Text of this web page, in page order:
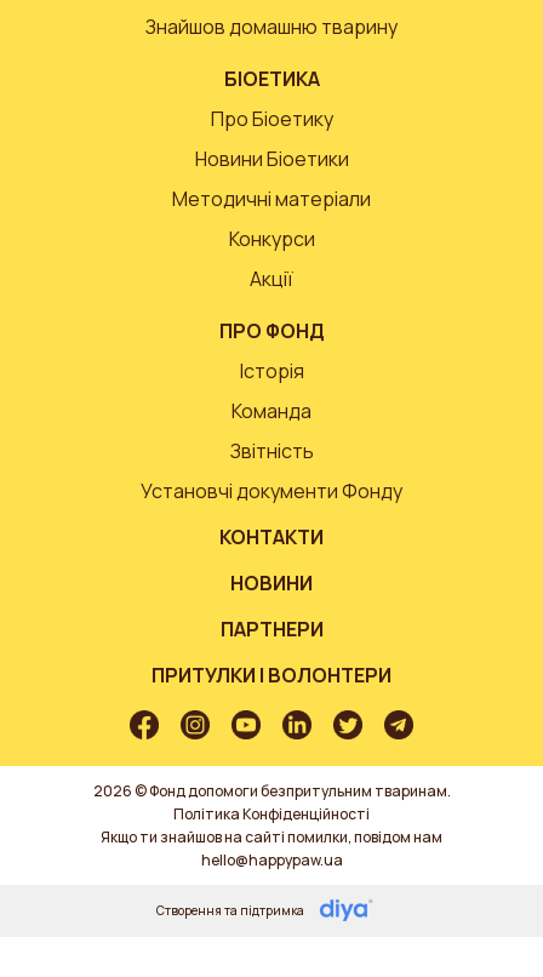
Знайшов домашню тварину
БІОЕТИКА
Про Біоетику
Новини Біоетики
Методичні матеріали
Конкурси
Акції
ПРО ФОНД
Історія
Команда
Звітність
Установчі документи Фонду
КОНТАКТИ
НОВИНИ
ПАРТНЕРИ
ПРИТУЛКИ І ВОЛОНТЕРИ
2026 © Фонд допомоги безпритульним тваринам.
Політика Конфіденційності
Якщо ти знайшов на сайті помилки, повідом нам
hello@happypaw.ua
Створення та підтримка